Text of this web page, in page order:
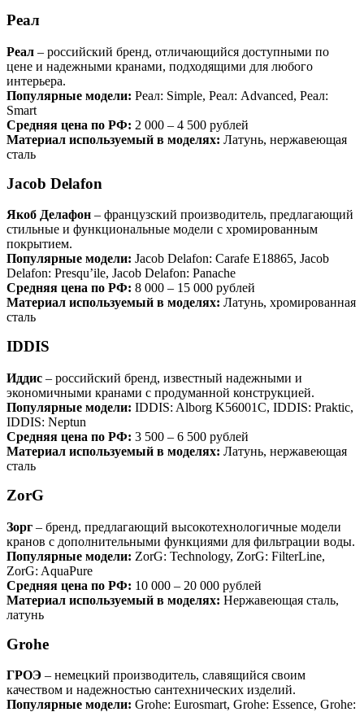
Реал
Реал – российский бренд, отличающийся доступными по
цене и надежными кранами, подходящими для любого
интерьера.
Популярные модели: Реал: Simple, Реал: Advanced, Реал:
Smart
Средняя цена по РФ: 2 000 – 4 500 рублей
Материал используемый в моделях: Латунь, нержавеющая
сталь
Jacob Delafon
Якоб Делафон – французский производитель, предлагающий
стильные и функциональные модели с хромированным
покрытием.
Популярные модели: Jacob Delafon: Carafe E18865, Jacob
Delafon: Presqu’ile, Jacob Delafon: Panache
Средняя цена по РФ: 8 000 – 15 000 рублей
Материал используемый в моделях: Латунь, хромированная
сталь
IDDIS
Иддис – российский бренд, известный надежными и
экономичными кранами с продуманной конструкцией.
Популярные модели: IDDIS: Alborg K56001C, IDDIS: Praktic,
IDDIS: Neptun
Средняя цена по РФ: 3 500 – 6 500 рублей
Материал используемый в моделях: Латунь, нержавеющая
сталь
ZorG
Зорг – бренд, предлагающий высокотехнологичные модели
кранов с дополнительными функциями для фильтрации воды.
Популярные модели: ZorG: Technology, ZorG: FilterLine,
ZorG: AquaPure
Средняя цена по РФ: 10 000 – 20 000 рублей
Материал используемый в моделях: Нержавеющая сталь,
латунь
Grohe
ГРОЭ – немецкий производитель, славящийся своим
качеством и надежностью сантехнических изделий.
Популярные модели: Grohe: Eurosmart, Grohe: Essence, Grohe: